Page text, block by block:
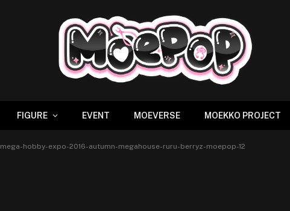
FIGURE EVENT MOEVERSE MOEKKO PROJECT
mega-hobby-expo-2016-autumn-megahouse-ruru-berryz-moepop-12